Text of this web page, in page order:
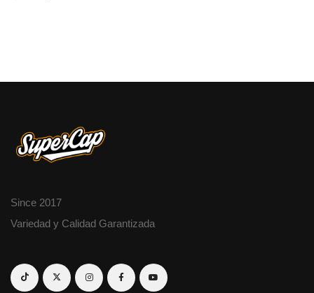
Since 2017
Variedad y Calidad Garantizada